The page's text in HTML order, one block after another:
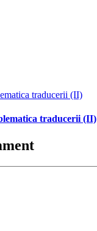
traducerii (II)
traducerii (II)